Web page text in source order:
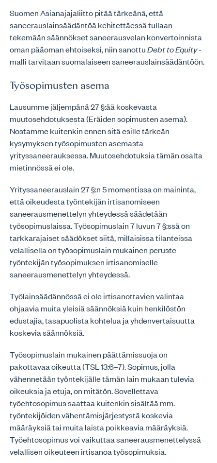
Suomen Asianajajaliitto pitää tärkeänä, että
saneerauslainsäädäntöä kehitettäessä tullaan
tekemään säännökset saneerausvelan konvertoinnista
oman pääoman ehtoiseksi, niin sanottuDebt to Equity-
malli tarvitaan suomalaiseen saneerauslainsäädäntöön.
Työsopimusten asema
Lausumme jäljempänä 27 §:ää koskevasta
muutosehdotuksesta (Eräiden sopimusten asema).
Nostamme kuitenkin ennen sitä esille tärkeän
kysymyksen työsopimusten asemasta
yrityssaneerauksessa. Muutosehdotuksia tämän osalta
mietinnössä ei ole.
Yrityssaneerauslain 27 §:n 5 momentissa on maininta,
että oikeudesta työntekijän irtisanomiseen
saneerausmenettelyn yhteydessä säädetään
työsopimuslaissa. Työsopimuslain 7 luvun 7 §:ssä on
tarkkarajaiset säädökset siitä, millaisissa tilanteissa
velallisella on työsopimuslain mukainen peruste
työntekijän työsopimuksen irtisanomiselle
saneerausmenettelyn yhteydessä.
Työlainsäädännössä ei ole irtisanottavien valintaa
ohjaavia muita yleisiä säännöksiä kuin henkilöstön
edustajia, tasapuolista kohtelua ja yhdenvertaisuutta
koskevia säännöksiä.
Työsopimuslain mukainen päättämissuoja on
pakottavaa oikeutta (TSL 13:6–7). Sopimus, jolla
vähennetään työntekijälle tämän lain mukaan tulevia
oikeuksia ja etuja, on mitätön. Sovellettava
työehtosopimus saattaa kuitenkin sisältää mm.
työntekijöiden vähentämisjärjestystä koskevia
määräyksiä tai muita laista poikkeavia määräyksiä.
Työehtosopimus voi vaikuttaa saneerausmenettelyssä
velallisen oikeuteen irtisanoa työsopimuksia.